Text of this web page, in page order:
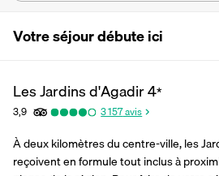
Votre séjour débute ici
Les Jardins d'Agadir4*
3,9 3 157avis
À deux kilomètres du centre-ville, les
reçoivent en formule tout inclus à